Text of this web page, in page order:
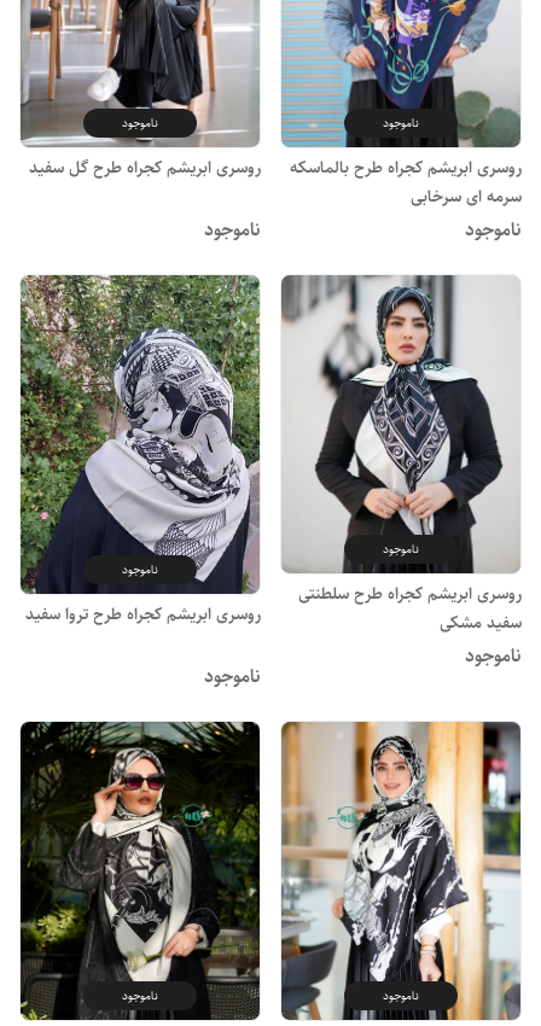
ناموجود
روسری ابریشم کجراه طرح بالماسکه
سرمه ای سرخابی
ناموجود
ناموجود
روسری ابریشم کجراه طرح گل سفید
ناموجود
ناموجود
روسری ابریشم کجراه طرح سلطنتی
سفید مشکی
ناموجود
ناموجود
روسری ابریشم کجراه طرح تروا سفید
ناموجود
ناموجود ناموجود